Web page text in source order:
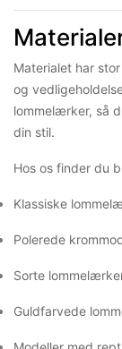
Materialet har
og
lommelærker, så
din stil.
Hos os finder du
Klassiske
Polerede
Sorte
Guldfarvede